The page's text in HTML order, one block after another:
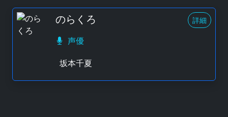
のらくろ 詳細
声優
坂本千夏